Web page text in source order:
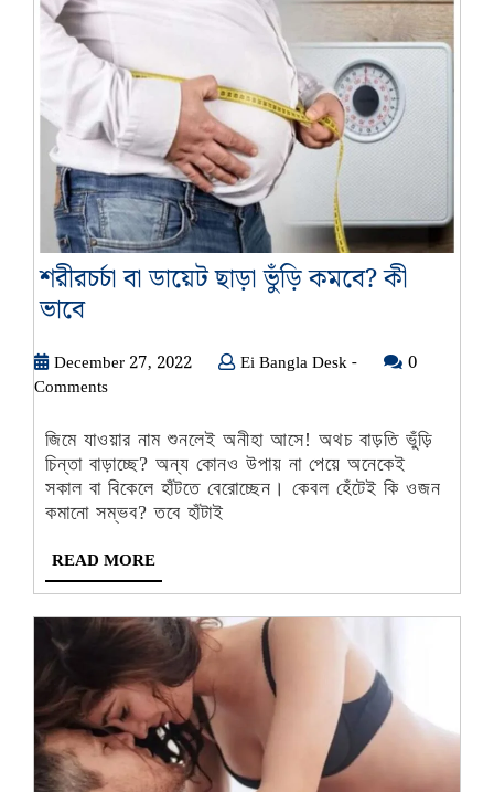
শরীরচর্চা বা ডায়েট ছাড়া ভুঁড়ি কমবে? কী
ভাবেশরীরচর্চা
ডায়েট
ছাড়া
ভুঁড়ি
কমবে?
কী
ভাবে
December 27, 2022DecemberEi Bangla Desk -Ei
-
0
Comments
জিমে যাওয়ার নাম শুনলেই অনীহা আসে! অথচ বাড়তি ভুঁড়ি
চিন্তা বাড়াচ্ছে? অন্য কোনও উপায় না পেয়ে অনেকেই
সকাল বা বিকেলে হাঁটতে বেরোচ্ছেন। কেবল হেঁটেই কি ওজন
কমানো সম্ভব? তবে হাঁটাই
READ MOREREAD
MORE